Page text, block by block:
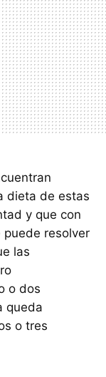
dieta de estas
y que con
puede resolver
las
o dos
queda
o tres